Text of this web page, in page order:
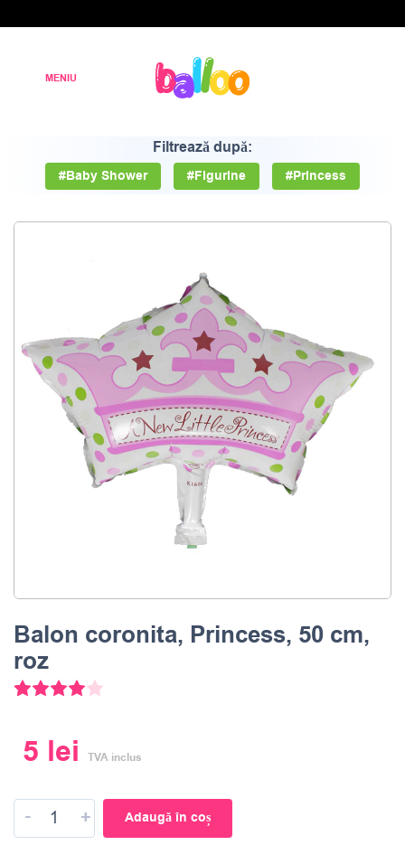
Filtrează după:
#Baby Shower #Figurine #Princess
Balon coronita, Princess, 50 cm,
roz
Evaluat la
2
5 lei TVA inclus
- + Adaugă în coș